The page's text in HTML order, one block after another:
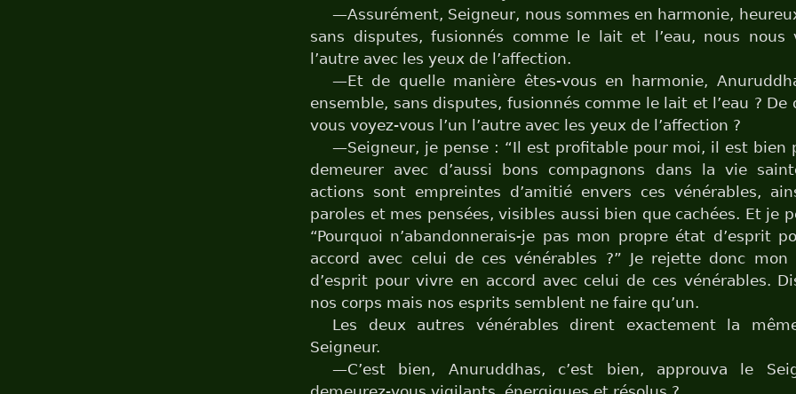
—Assurément, Seigneur, nous sommes en harmonie,
sans disputes, fusionnés comme le lait et l’eau, nous nous
l’autre avec les yeux de l’affection.
—Et de quelle manière êtes-vous en harmonie,
ensemble, sans disputes, fusionnés comme le lait et l’eau ? De
vous voyez-vous l’un l’autre avec les yeux de l’affection ?
—Seigneur, je pense : “Il est profitable pour moi, il est bien
demeurer avec d’aussi bons compagnons dans la vie
actions sont empreintes d’amitié envers ces vénérables,
paroles et mes pensées, visibles aussi bien que cachées. Et je
“Pourquoi n’abandonnerais-je pas mon propre état d’esprit
accord avec celui de ces vénérables ?” Je rejette donc
d’esprit pour vivre en accord avec celui de ces vénérables.
nos corps mais nos esprits semblent ne faire qu’un.
Les deux autres vénérables dirent exactement la
Seigneur.
—C’est bien, Anuruddhas, c’est bien, approuva le